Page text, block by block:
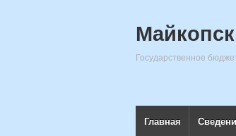
Государственное
Главная